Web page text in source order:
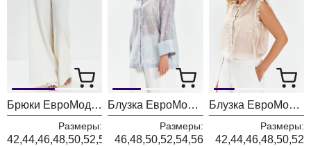
Брюки ЕвроМода 765 молочный
Размеры:
42,44,46,48,50,52,54,56
Блузка ЕвроМода 762 голубой
Размеры:
46,48,50,52,54,56
Блузка ЕвроМода 754 золотисто-бежевый
Размеры:
42,44,46,48,50,52